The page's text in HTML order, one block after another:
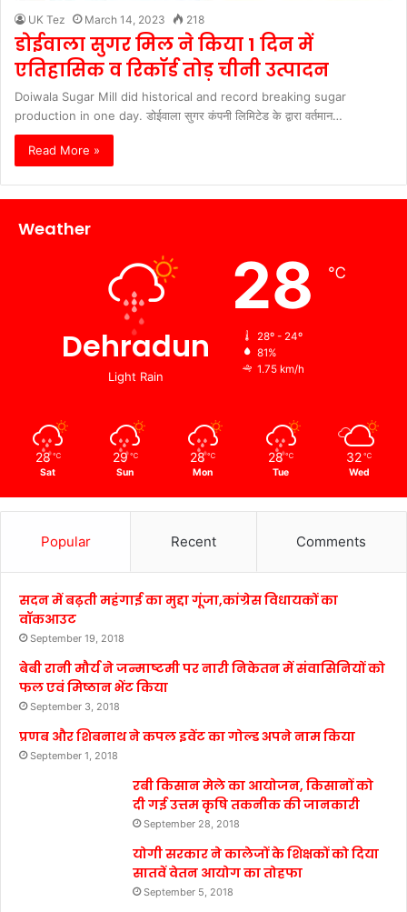
UK Tez March 14, 2023 218
डोईवाला सुगर मिल ने किया 1 दिन में
एतिहासिक व रिकॉर्ड तोड़ चीनी उत्पादन
Doiwala Sugar Mill did historical and record breaking sugar
production in one day. डोईवाला सुगर कंपनी लिमिटेड के द्वारा वर्तमान…
Read More »
Weather
Dehradun
Light Rain
28 ℃
28º - 24º
81%
1.75 km/h
28 ℃
Sat
29 ℃
Sun
28 ℃
Mon
28 ℃
Tue
32 ℃
Wed
Popular Recent Comments
सदन में बढ़ती महंगाई का मुद्दा गूंजा,कांग्रेस विधायकों का
वॉकआउट
September 19, 2018
बेबी रानी मौर्य ने जन्माष्टमी पर नारी निकेतन में संवासिनियों को
फल एवं मिष्ठान भेंट किया
September 3, 2018
प्रणब और शिबनाथ ने कपल इवेंट का गोल्ड अपने नाम किया
September 1, 2018
रबी किसान मेले का आयोजन, किसानों को
दी गई उत्तम कृषि तकनीक की जानकारी
September 28, 2018
योगी सरकार ने कालेजों के शिक्षकों को दिया
सातवें वेतन आयोग का तोहफा
September 5, 2018